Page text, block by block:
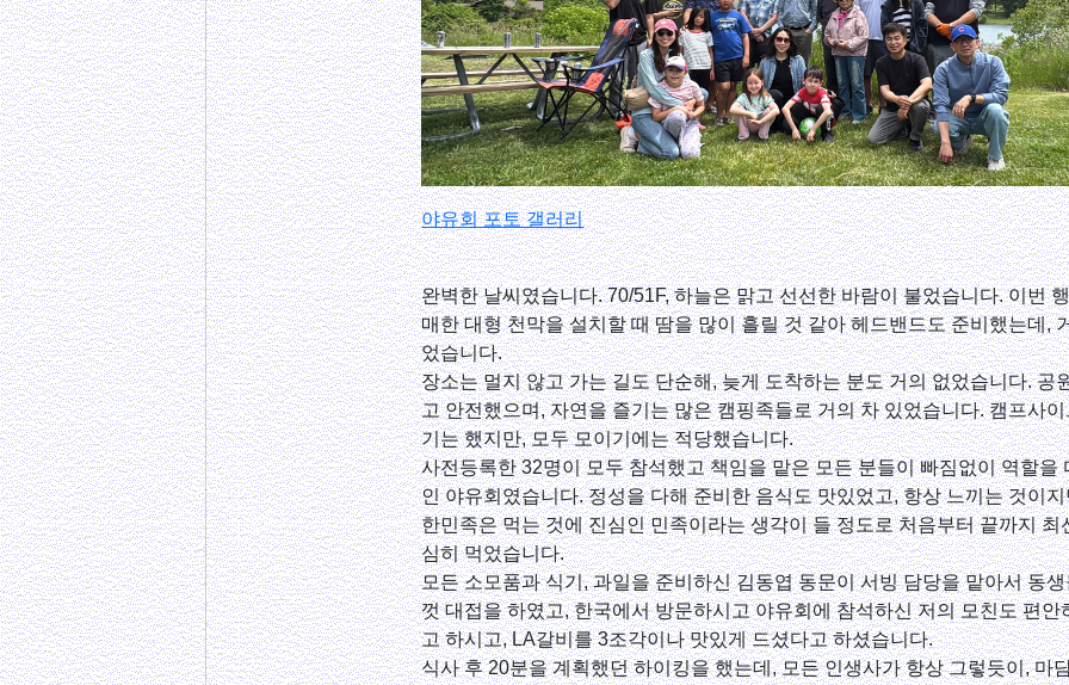
야유회 포토 갤러리
완벽한 날씨였습니다. 70/51F, 하늘은 맑고 선선한 바람이 불었습니다. 이번
매한 대형 천막을 설치할 때 땀을 많이 흘릴 것 같아 헤드밴드도 준비했는데,
었습니다.
장소는 멀지 않고 가는 길도 단순해, 늦게 도착하는 분도 거의 없었습니다. 공
고 안전했으며, 자연을 즐기는 많은 캠핑족들로 거의 차 있었습니다. 캠프사
기는 했지만, 모두 모이기에는 적당했습니다.
사전등록한 32명이 모두 참석했고 책임을 맡은 모든 분들이 빠짐없이 역할을
인 야유회였습니다. 정성을 다해 준비한 음식도 맛있었고, 항상 느끼는 것이
한민족은 먹는 것에 진심인 민족이라는 생각이 들 정도로 처음부터 끝까지 최
심히 먹었습니다.
모든 소모품과 식기, 과일을 준비하신 김동엽 동문이 서빙 담당을 맡아서 동
껏 대접을 하였고, 한국에서 방문하시고 야유회에 참석하신 저의 모친도 편안
고 하시고, LA갈비를 3조각이나 맛있게 드셨다고 하셨습니다.
식사 후 20분을 계획했던 하이킹을 했는데, 모든 인생사가 항상 그렇듯이, 마